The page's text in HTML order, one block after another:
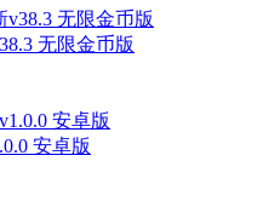
无限金币版
安卓版